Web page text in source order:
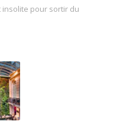
pour sortir du